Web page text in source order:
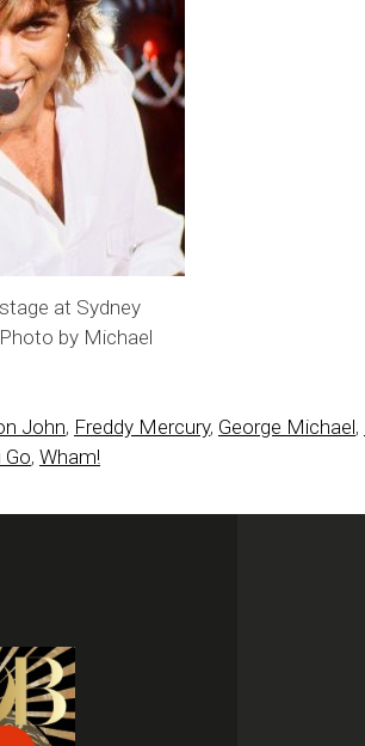
at Sydney
by Michael
John, Freddy Mercury, George Michael,
Go, Wham!